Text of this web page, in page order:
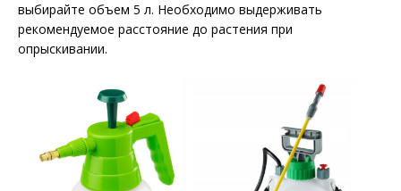
выбирайте объем 5 л. Необходимо выдерживать
рекомендуемое расстояние до растения при
опрыскивании.